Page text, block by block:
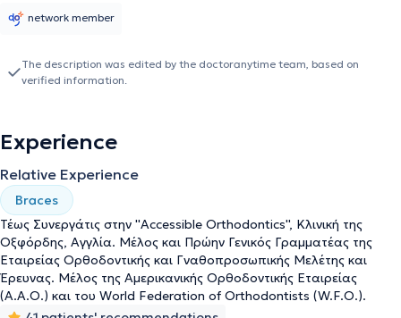
specialized in Lingual Orthodontics and the technique using clear
network member
The description was edited by the doctoranytime team, based on
verified information.
Experience
Relative Experience
Braces
Τέως Συνεργάτις στην ''Accessible Orthοdontics'', Κλινική της
Οξφόρδης, Αγγλία. Μέλος και Πρώην Γενικός Γραμματέας της
Εταιρείας Ορθοδοντικής και Γναθοπροσωπικής Μελέτης και
Έρευνας. Μέλος της Αμερικανικής Ορθοδοντικής Εταιρείας
(Α.Α.Ο.) και του World Federation of Orthodontists (W.F.O.).